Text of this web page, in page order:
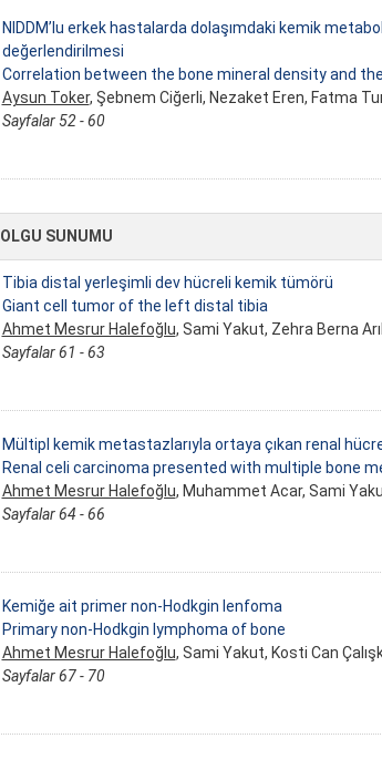
NIDDM’lu erkek hastalarda dolaşımdaki kemik
değerlendirilmesi
Correlation between the bone mineral density and
Aysun Toker, Şebnem Ciğerli, Nezaket Eren, Fatma
Sayfalar 52 - 60
OLGU SUNUMU
Tibia distal yerleşimli dev hücreli kemik tümörü
Giant cell tumor of the left distal tibia
Ahmet Mesrur Halefoğlu, Sami Yakut, Zehra Berna
Sayfalar 61 - 63
Mültipl kemik metastazlarıyla ortaya çıkan renal
Renal celi carcinoma presented with multiple bone
Ahmet Mesrur Halefoğlu, Muhammet Acar, Sami
Sayfalar 64 - 66
Kemiğe ait primer non-Hodkgin lenfoma
Primary non-Hodkgin lymphoma of bone
Ahmet Mesrur Halefoğlu, Sami Yakut, Kosti Can
Sayfalar 67 - 70